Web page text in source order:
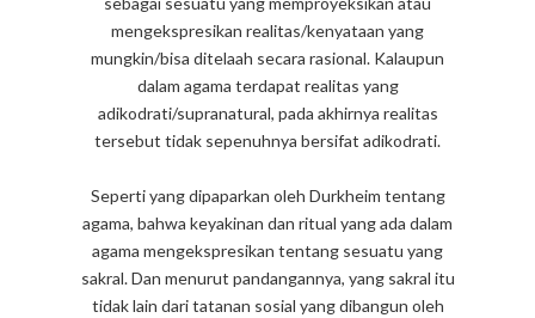
mengekspresikan realitas/kenyataan yang
mungkin/bisa ditelaah secara rasional. Kalaupun
dalam agama terdapat realitas yang
adikodrati/supranatural, pada akhirnya realitas
tersebut tidak sepenuhnya bersifat adikodrati.
Seperti yang dipaparkan oleh Durkheim tentang
agama, bahwa keyakinan dan ritual yang ada dalam
agama mengekspresikan tentang sesuatu yang
sakral. Dan menurut pandangannya, yang sakral itu
tidak lain dari tatanan sosial yang dibangun oleh